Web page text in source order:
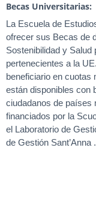
Becas Universitarias:
La Escuela de
ofrecer sus Becas de
Sostenibilidad y
pertenecientes a la
beneficiario en cuotas
están disponibles con
ciudadanos de países
financiados por la
el Laboratorio de
de Gestión Sant’Anna .